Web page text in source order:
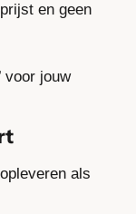
en geen
voor jouw
als